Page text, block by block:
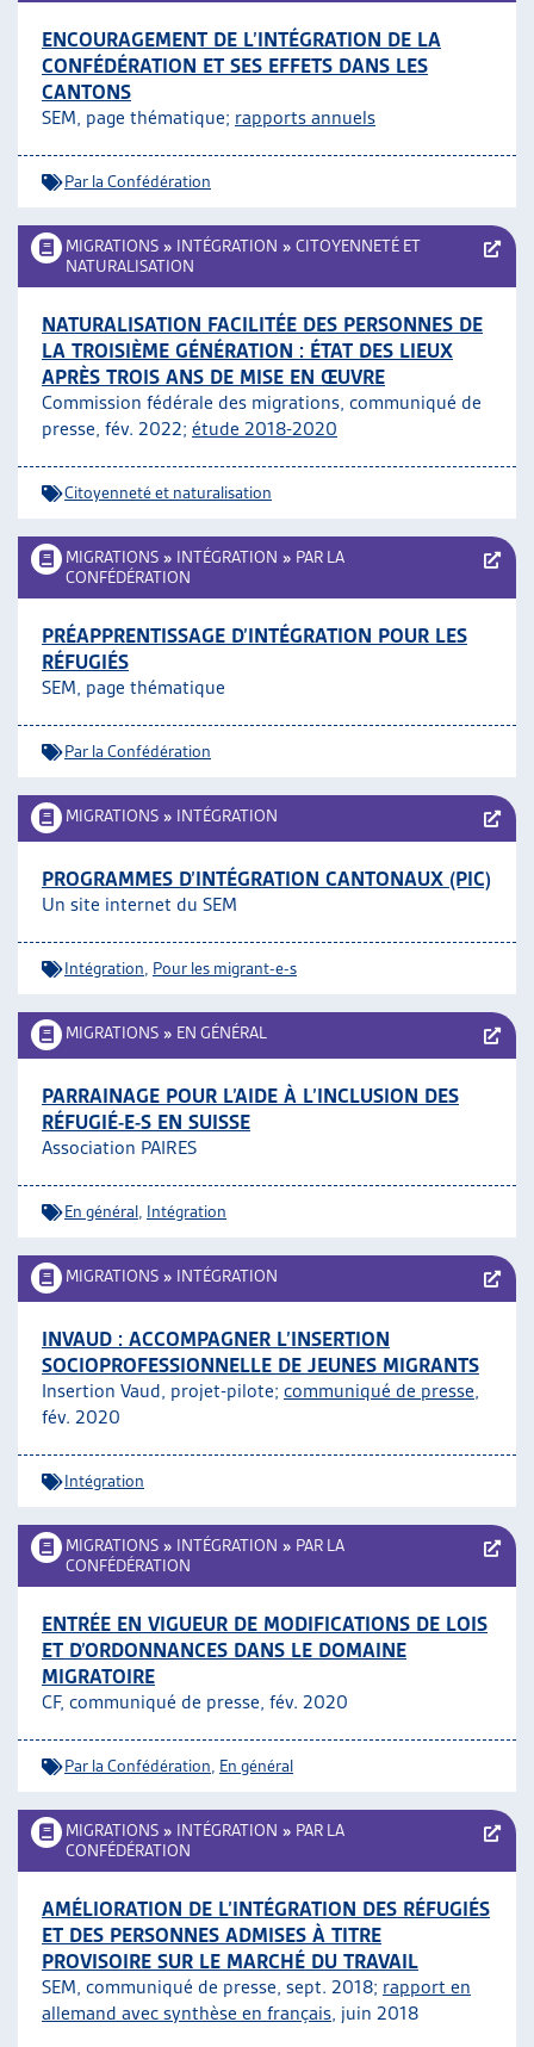
ENCOURAGEMENT DE L’INTÉGRATION DE LA
CONFÉDÉRATION ET SES EFFETS DANS LES
CANTONS
SEM, page thématique; rapports annuels
Par la Confédération
MIGRATIONS » INTÉGRATION » CITOYENNETÉ ET
NATURALISATION
NATURALISATION FACILITÉE DES PERSONNES DE
LA TROISIÈME GÉNÉRATION : ÉTAT DES LIEUX
APRÈS TROIS ANS DE MISE EN ŒUVRE
Commission fédérale des migrations, communiqué de
presse, fév. 2022; étude 2018-2020
Citoyenneté et naturalisation
MIGRATIONS » INTÉGRATION » PAR LA
CONFÉDÉRATION
PRÉAPPRENTISSAGE D’INTÉGRATION POUR LES
RÉFUGIÉS
SEM, page thématique
Par la Confédération
MIGRATIONS » INTÉGRATION
PROGRAMMES D’INTÉGRATION CANTONAUX (PIC)
Un site internet du SEM
Intégration Pour les migrant-e-s
MIGRATIONS » EN GÉNÉRAL
PARRAINAGE POUR L’AIDE À L’INCLUSION DES
RÉFUGIÉ-E-S EN SUISSE
Association PAIRES
En général Intégration
MIGRATIONS » INTÉGRATION
INVAUD : ACCOMPAGNER L’INSERTION
SOCIOPROFESSIONNELLE DE JEUNES MIGRANTS
Insertion Vaud, projet-pilote; communiqué de presse,
fév. 2020
Intégration
MIGRATIONS » INTÉGRATION » PAR LA
CONFÉDÉRATION
ENTRÉE EN VIGUEUR DE MODIFICATIONS DE LOIS
ET D’ORDONNANCES DANS LE DOMAINE
MIGRATOIRE
CF, communiqué de presse, fév. 2020
Par la Confédération En général
MIGRATIONS » INTÉGRATION » PAR LA
CONFÉDÉRATION
AMÉLIORATION DE L’INTÉGRATION DES RÉFUGIÉS
ET DES PERSONNES ADMISES À TITRE
PROVISOIRE SUR LE MARCHÉ DU TRAVAIL
SEM, communiqué de presse, sept. 2018; rapport en
allemand avec synthèse en français, juin 2018